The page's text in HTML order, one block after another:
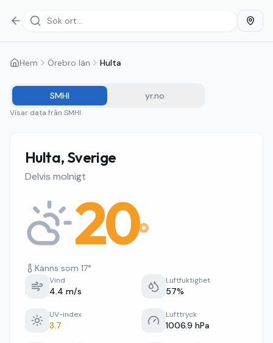
Hem Örebro län Hulta
SMHI yr.no
Visar data från SMHI
Hulta, Sverige
Delvis molnigt
20°
Känns som 17°
Vind
4.4 m/s
Luftfuktighet
57%
UV-index
3.7
Lufttryck
1006.9 hPa